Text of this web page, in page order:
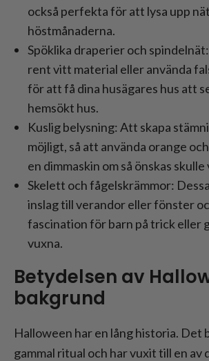
också perfekta för att lysa upp
höstmånaderna.
Spöklika draperier och
rent vitt material eller använda
för att få dina husägares hus att
hemsökt hus.
Kuslig belysning: Att skapa
möjligt, så att använda orange
en dimmaskin om så önskas skulle
Skelett och fågelskrämmor:
inslag till verandor eller fönster
fascination för barn på trick eller
vuxna.
Betydelsen av
bakgrund
Halloween har en lång historia. Det
gammal ritual och har vuxit till en av